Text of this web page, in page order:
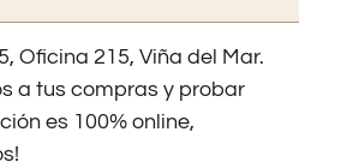
Oficina 215, Viña del Mar.
a tus compras y probar
es 100% online,